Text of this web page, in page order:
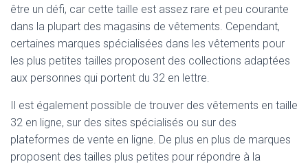
être un défi, car cette taille est assez rare et peu courante
dans la plupart des magasins de vêtements. Cependant,
certaines marques spécialisées dans les vêtements pour
les plus petites tailles proposent des collections adaptées
aux personnes qui portent du 32 en lettre.
Il est également possible de trouver des vêtements en taille
32 en ligne, sur des sites spécialisés ou sur des
plateformes de vente en ligne. De plus en plus de marques
proposent des tailles plus petites pour répondre à la